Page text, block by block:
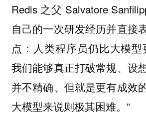
Redis 之父 Salvatore
自己的一次研发经历并直接
点：人类程序员仍比大模型
我们能够真正打破常规、设
并不精确、但就是更有成效
大模型来说则极其困难。”